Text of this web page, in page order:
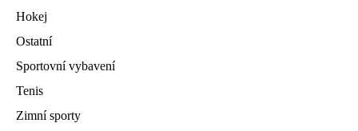
Hokej
Ostatní
Sportovní vybavení
Tenis
Zimní sporty